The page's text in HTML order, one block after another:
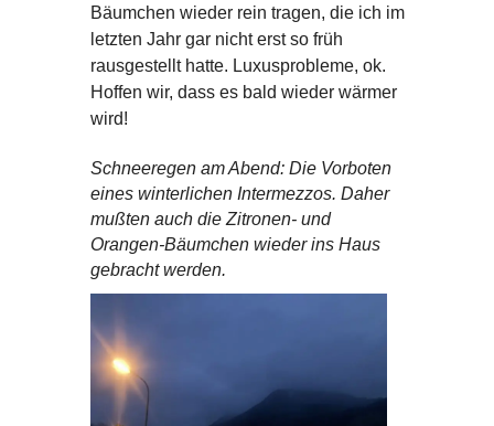
Bäumchen wieder rein tragen, die ich im
letzten Jahr gar nicht erst so früh
rausgestellt hatte. Luxusprobleme, ok.
Hoffen wir, dass es bald wieder wärmer
wird!
Schneeregen am Abend: Die Vorboten
eines winterlichen Intermezzos. Daher
mußten auch die Zitronen- und
Orangen-Bäumchen wieder ins Haus
gebracht werden.